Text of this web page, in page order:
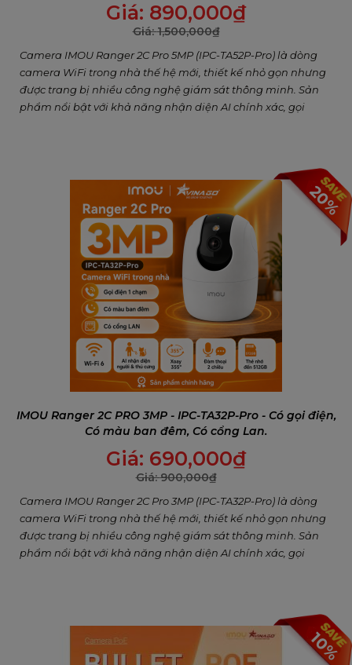
Giá: 890,000₫
Giá:1,500,000₫
Camera IMOU Ranger 2C Pro 5MP (IPC-TA52P-Pro) là dòng
camera WiFi trong nhà thế hệ mới, thiết kế nhỏ gọn nhưng
được trang bị nhiều công nghệ giám sát thông minh. Sản
phẩm nổi bật với khả năng nhận diện AI chính xác, gọi
20%
IMOU Ranger 2C PRO 3MP - IPC-TA32P-Pro - Có gọi điện,
Có màu ban đêm, Có cổng Lan.
Giá: 690,000₫
Giá:900,000₫
Camera IMOU Ranger 2C Pro 3MP (IPC-TA32P-Pro) là dòng
camera WiFi trong nhà thế hệ mới, thiết kế nhỏ gọn nhưng
được trang bị nhiều công nghệ giám sát thông minh. Sản
phẩm nổi bật với khả năng nhận diện AI chính xác, gọi
10%